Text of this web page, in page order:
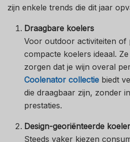
zijn enkele trends die dit jaar
Draagbare koelers
Voor outdoor activiteiten of
compacte koelers ideaal.
zorgen dat je wijn overal
Coolenator collectie biedt
die draagbaar zijn, zonder
prestaties.
Design-georiënteerde
Steeds vaker kiezen